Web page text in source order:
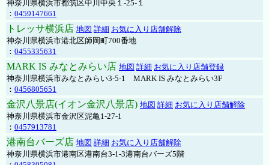
神奈川県横浜市都筑区中川中央１-25-１
： 0459147661
トレッサ横浜店 地図 詳細 お気に入り店舗解除
神奈川県横浜市港北区師岡町700番地
： 0455335631
MARK IS みなとみらい店 地図 詳細 お気に入り店舗登録
神奈川県横浜市みなとみらい3-5-1 MARK IS みなとみらい3F
： 0456805651
金沢八景店(イオン金沢八景店) 地図 詳細 お気に入り店舗解除
神奈川県横浜市金沢区泥亀1-27-1
： 0457913781
港南台バーズ店 地図 詳細 お気に入り店舗解除
神奈川県横浜市港南区港南台3-1-3港南台バーズ5階